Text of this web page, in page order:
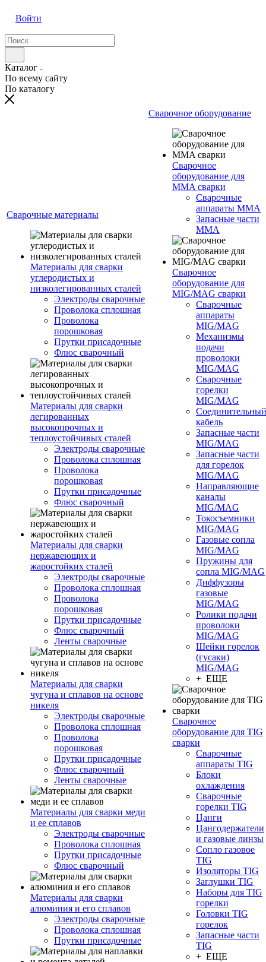
Войти
Каталог
По всему сайту
По каталогу
Сварочные материалы
Материалы для сварки
углеродистых и
низколегированных сталей
Электроды сварочные
Проволока сплошная
Проволока
порошковая
Прутки присадочные
Флюс сварочный
Материалы для сварки
легированных
высокопрочных и
теплоустойчивых сталей
Электроды сварочные
Проволока сплошная
Проволока
порошковая
Прутки присадочные
Флюс сварочный
Материалы для сварки
нержавеющих и
жаростойких сталей
Электроды сварочные
Проволока сплошная
Проволока
порошковая
Прутки присадочные
Флюс сварочный
Ленты сварочные
Материалы для сварки
чугуна и сплавов на основе
никеля
Электроды сварочные
Проволока сплошная
Проволока
порошковая
Прутки присадочные
Флюс сварочный
Ленты сварочные
Материалы для сварки меди
и ее сплавов
Электроды сварочные
Проволока сплошная
Прутки присадочные
Флюс сварочный
Материалы для сварки
алюминия и его сплавов
Электроды сварочные
Проволока сплошная
Прутки присадочные
Сварочное оборудование
Сварочное
оборудование для
MMA сварки
Сварочные
аппараты MMA
Запасные части
MMA
Сварочное
оборудование для
MIG/MAG сварки
Сварочные
аппараты
MIG/MAG
Механизмы
подачи
проволоки
MIG/MAG
Сварочные
горелки
MIG/MAG
Соединительный
кабель
Запасные части
MIG/MAG
Запасные части
для горелок
MIG/MAG
Направляющие
каналы
MIG/MAG
Токосъемники
MIG/MAG
Газовые сопла
MIG/MAG
Пружины для
сопла MIG/MAG
Диффузоры
газовые
MIG/MAG
Ролики подачи
проволоки
MIG/MAG
Шейки горелок
(гусаки)
MIG/MAG
+ ЕЩЕ
Сварочное
оборудование для TIG
сварки
Сварочные
аппараты TIG
Блоки
охлаждения
Сварочные
горелки TIG
Цанги
Цангодержатели
и газовые линзы
Сопло газовое
TIG
Изоляторы TIG
Заглушки TIG
Наборы для TIG
горелки
Головки TIG
горелок
Запасные части
TIG
+ ЕЩЕ